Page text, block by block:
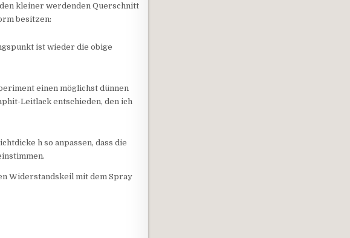
kleiner werdenden Querschnitt
besitzen:
ist wieder die obige
einen möglichst dünnen
Leitlack entschieden, den ich
h so anpassen, dass die
Widerstandskeil mit dem Spray